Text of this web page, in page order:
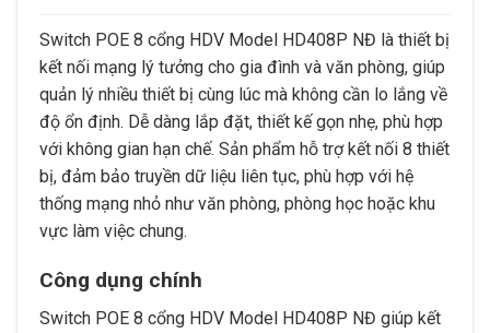
Switch POE 8 cổng HDV Model HD408P NĐ là thiết bị
kết nối mạng lý tưởng cho gia đình và văn phòng, giúp
quản lý nhiều thiết bị cùng lúc mà không cần lo lắng về
độ ổn định. Dễ dàng lắp đặt, thiết kế gọn nhẹ, phù hợp
với không gian hạn chế. Sản phẩm hỗ trợ kết nối 8 thiết
bị, đảm bảo truyền dữ liệu liên tục, phù hợp với hệ
thống mạng nhỏ như văn phòng, phòng học hoặc khu
vực làm việc chung.
Công dụng chính
Switch POE 8 cổng HDV Model HD408P NĐ giúp kết